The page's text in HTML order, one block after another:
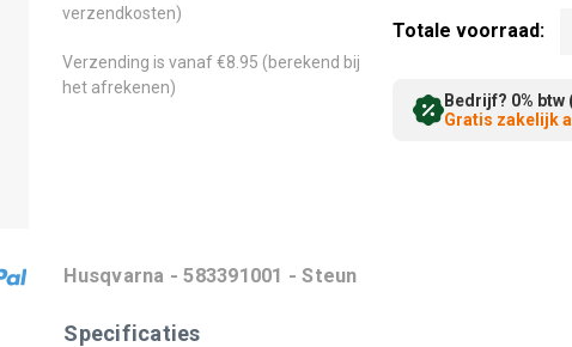
verzendkosten)
Verzending is vanaf €8.95 (berekend bij
het afrekenen)
Totale voorraad:
Bedrijf? 0%
Gratis zakelijk
Husqvarna - 583391001 - Steun
Specificaties